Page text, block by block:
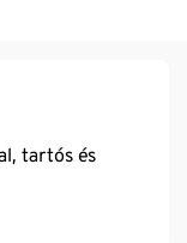
tartós és